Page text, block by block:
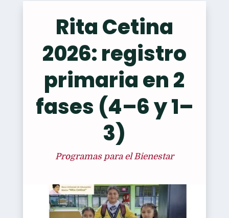
Rita Cetina
2026: registro
primaria en 2
fases (4–6 y 1–
3)
Programas para el Bienestar